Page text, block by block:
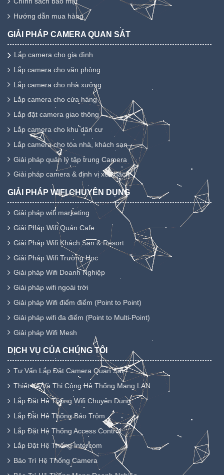
Hướng dẫn mua hàng
GIẢI PHÁP CAMERA QUAN SÁT
Lắp camera cho gia đình
Lắp camera cho văn phòng
Lắp camera cho nhà xưởng
Lắp camera cho cửa hàng
Lắp đặt camera giao thông
Lắp camera cho khu dân cư
Lắp camera cho tòa nhà, khách sạn
Giải pháp quản lý tập trung Camera
Giải pháp camera & định vị xe khách
GIẢI PHÁP WIFI CHUYÊN DỤNG
Giải pháp wifi marketing
Giải Pháp Wifi Quán Cafe
Giải Pháp Wifi Khách Sạn & Resort
Giải Pháp Wifi Trường Học
Giải pháp Wifi Doanh Nghiệp
Giải pháp wifi ngoài trời
Giải pháp Wifi điểm điểm (Point to Point)
Giải pháp wifi đa điểm (Point to Multi-Point)
Giải pháp Wifi Mesh
DỊCH VỤ CỦA CHÚNG TÔI
Tư Vấn Lắp Đặt Camera Quan Sát
Thiết Kế Và Thi Công Hệ Thống Mạng LAN
Lắp Đặt Hệ Thống Wifi Chuyên Dụng
Lắp Đặt Hệ Thống Báo Trộm
Lắp Đặt Hệ Thống Access Control
Lắp Đặt Hệ Thống Intercom
Bảo Trì Hệ Thống Camera